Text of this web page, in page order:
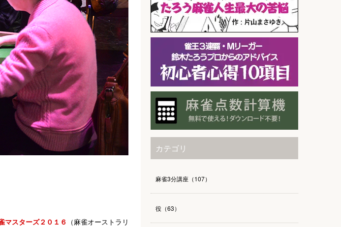
マスターズ２０１６
（麻雀オーストラリ
カテゴリ
麻雀3分講座（107）
役（63）